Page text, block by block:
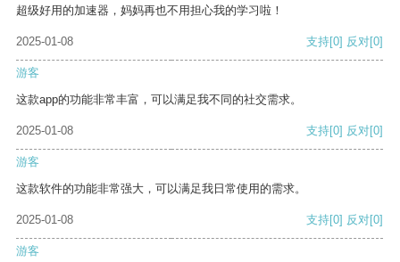
超级好用的加速器，妈妈再也不用担心我的学习啦！
2025-01-08 支持[0] 反对[0]
游客
这款app的功能非常丰富，可以满足我不同的社交需求。
2025-01-08 支持[0] 反对[0]
游客
这款软件的功能非常强大，可以满足我日常使用的需求。
2025-01-08 支持[0] 反对[0]
游客